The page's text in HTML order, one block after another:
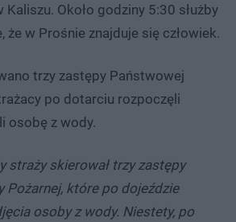
Kaliszu. Około godziny 5:30 służby
że w Prośnie znajduje się człowiek.
trzy zastępy Państwowej
po dotarciu rozpoczęli
osobę z wody.
straży skierował trzy zastępy
Pożarnej, które po dojeździe
osoby z wody. Niestety, po